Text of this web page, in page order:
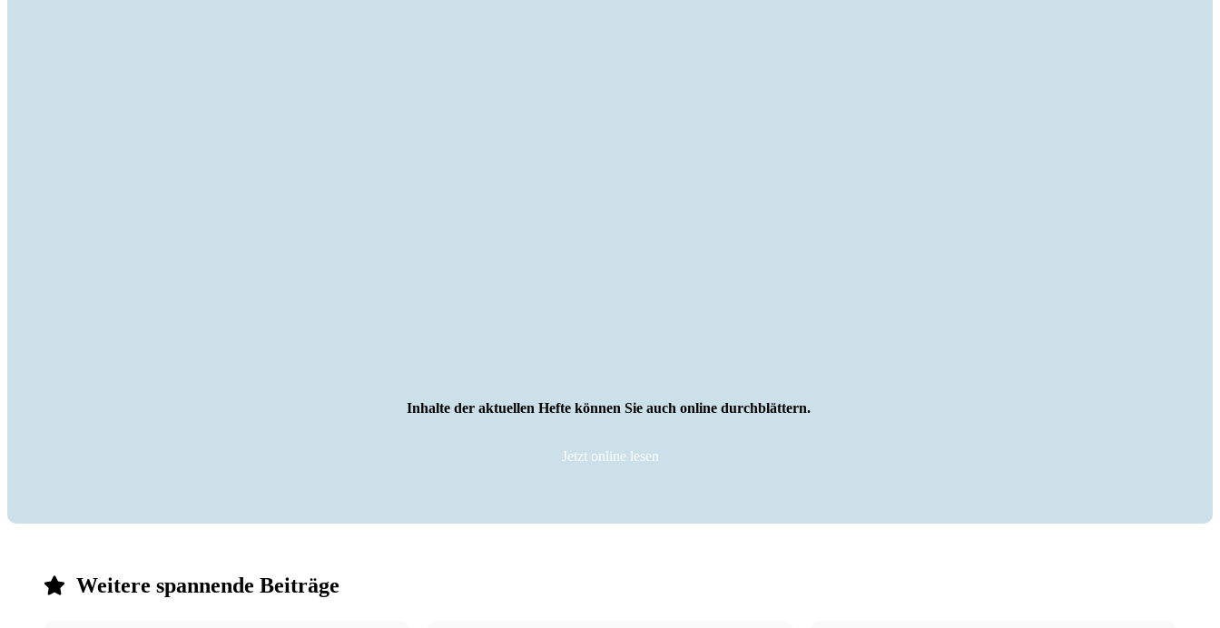
Inhalte der aktuellen Hefte können Sie auch online durchblättern.
Jetzt online lesen
Weitere spannende Beiträge